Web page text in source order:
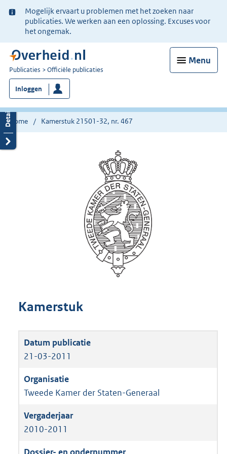
Ter
informatie:
Mogelijk ervaart u problemen met het zoeken naar
publicaties. We werken aan een oplossing. Excuses voor
het ongemak.
Menu
U
bent
nu
hier:
Publicaties Officiële publicaties
Inloggen
Home Kamerstuk 21501-32, nr. 467
Kamerstuk
21-03-2011
Tweede Kamer der Staten-Generaal
2010-2011